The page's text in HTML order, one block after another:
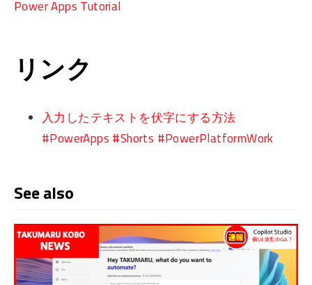
Power Apps Tutorial
リンク
入力したテキストを伏字にする方法
#PowerApps #Shorts #PowerPlatformWork
See also